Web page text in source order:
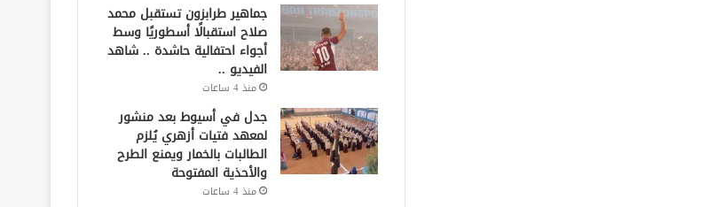
جماهير طرابزون تستقبل محمد
صلاح استقبالًا أسطوريًا وسط
أجواء احتفالية حاشدة .. شاهد
الفيديو ..
منذ 4 ساعات
جدل في أسيوط بعد منشور
لمعهد فتيات أزهري يُلزم
الطالبات بالخمار ويمنع الطرح
والأحذية المفتوحة
منذ 4 ساعات